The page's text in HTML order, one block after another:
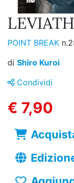
POINT BREAK
di Shiro Kuroi
Condividi
€ 7,90